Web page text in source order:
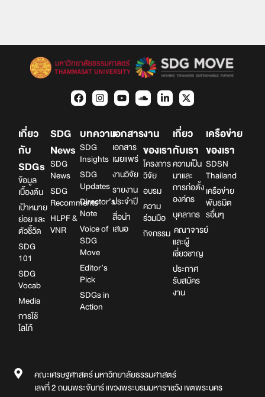
เกี่ยว
กับ
SDGs
ข้อมูล
เบื้องต้น
เป้าหมาย
ย่อย และ
ตัวชี้วัด
SDG
101
SDG
Vocab
Media
การใช้
โลโก้
SDG
News
SDG
News
SDG
Recomments
HLPF &
VNR
บทความ
SDG
Insights
SDG
Updates
Director’s
Note
Voice of
SDG
Move
Editor’s
Pick
SDGs in
Action
เอกสาร
เอกสาร
เผยแพร่
งานวิจัย
รายงาน
ประจำปี
สื่อนำ
เสนอ
งาน
ของเรา
โครงการ
วิจัย
อบรม
ความ
ร่วมมือ
กิจกรรม
เกี่ยว
กับเรา
ความเป็น
มาและ
การก่อตั้ง
องค์กร
บุคลากร
คณาจารย์
และผู้
เชี่ยวชาญ
ประกาศ
รับสมัคร
งาน
เครือข่าย
ของเรา
SDSN
Thailand
เครือข่าย
พันธมิต
รอื่นๆ
คณะเศรษฐศาสตร์ มหาวิทยาลัยธรรมศาสตร์
เลขที่ 2 ถนนพระจันทร์ แขวงพระบรมมหาราชวัง เขตพระนคร